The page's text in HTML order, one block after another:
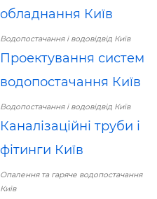
обладнання Київ
Водопостачання і водовідвід Київ
Проектування систем
водопостачання Київ
Водопостачання і водовідвід Київ
Каналізаційні труби і
фітинги Київ
Опалення та гаряче водопостачання
Київ